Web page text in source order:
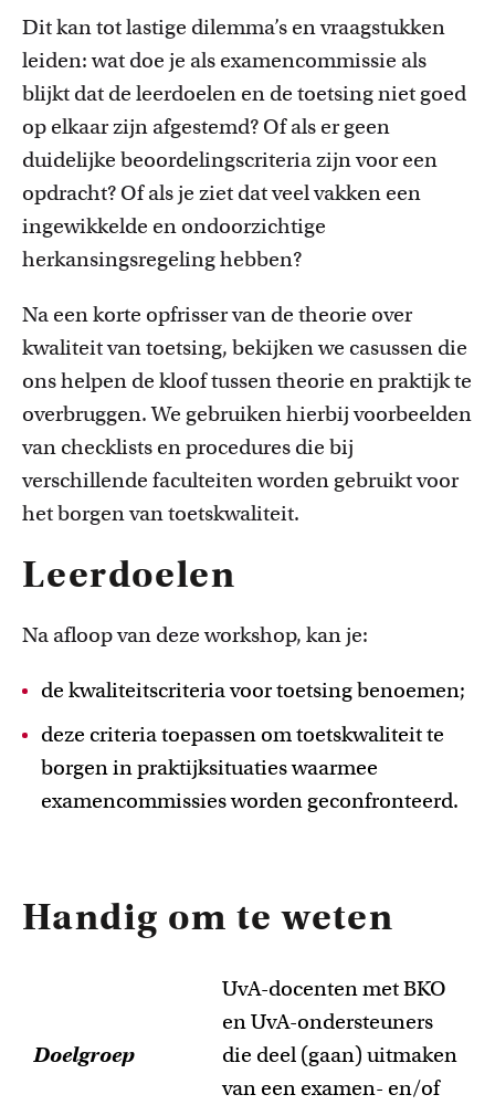
Dit kan tot lastige dilemma’s en vraagstukken
leiden: wat doe je als examencommissie als
blijkt dat de leerdoelen en de toetsing niet goed
op elkaar zijn afgestemd? Of als er geen
duidelijke beoordelingscriteria zijn voor een
opdracht? Of als je ziet dat veel vakken een
ingewikkelde en ondoorzichtige
herkansingsregeling hebben?
Na een korte opfrisser van de theorie over
kwaliteit van toetsing, bekijken we casussen die
ons helpen de kloof tussen theorie en praktijk te
overbruggen. We gebruiken hierbij voorbeelden
van checklists en procedures die bij
verschillende faculteiten worden gebruikt voor
het borgen van toetskwaliteit.
Leerdoelen
Na afloop van deze workshop, kan je:
de kwaliteitscriteria voor toetsing benoemen;
deze criteria toepassen om toetskwaliteit te
borgen in praktijksituaties waarmee
examencommissies worden geconfronteerd.
Handig om te weten
Doelgroep
UvA-docenten met BKO
en UvA-ondersteuners
die deel (gaan) uitmaken
van een examen- en/of